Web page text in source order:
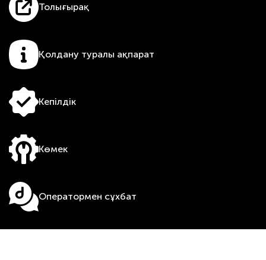
Толығырақ
Қолдану туралы ақпарат
Кепілдік
Көмек
Оператормен сұхбат